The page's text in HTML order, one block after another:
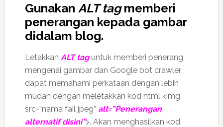
Gunakan ALT tagmemberi
penerangan kepada gambar
didalam blog.
Letakkan ALTtaguntuk memberi penerang
mengenai gambar dan Google bot crawler
dapat memahami perkataan dengan lebih
mudah dengan meletakkan kod html <img
src=”nama fail jpeg” alt=”Penerangan
alternatif disini”>. Akan menghasilkan kod